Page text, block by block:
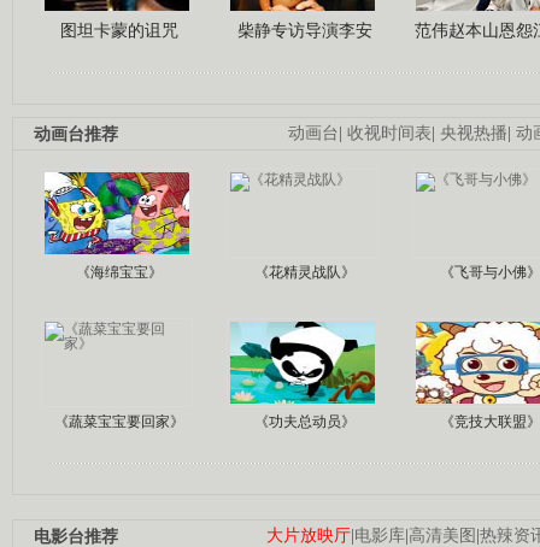
图坦卡蒙的诅咒 柴静专访导演李安 范伟赵本山恩怨
动画台| 收视时间表| 央视热播| 动
动画台推荐
《海绵宝宝》 《花精灵战队》 《飞哥与小佛》
《蔬菜宝宝要回家》 《功夫总动员》 《竞技大联盟》
大片放映厅|电影库|高清美图 |热辣资
电影台推荐